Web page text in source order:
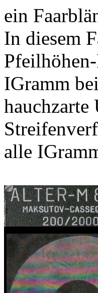
ein
In diesem
IGramm
alle